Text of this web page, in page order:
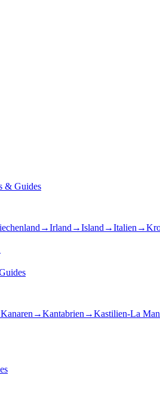
& Guides
→Irland →Island →Italien →
Kanaren →Kantabrien →Kastilien-La